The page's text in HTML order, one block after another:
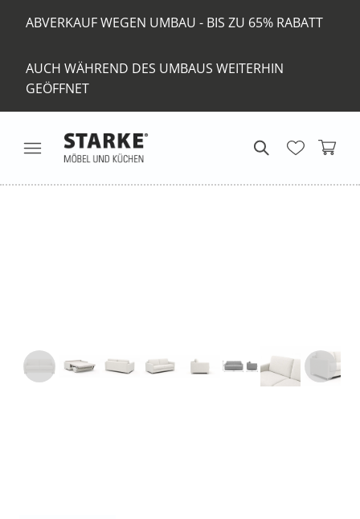
ABVERKAUF WEGEN UMBAU - BIS ZU 65% RABATT
AUCH WÄHREND DES UMBAUS WEITERHIN
GEÖFFNET